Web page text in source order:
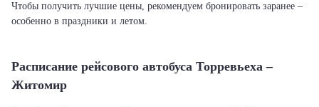
Чтобы получить лучшие цены, рекомендуем бронировать заранее –
особенно в праздники и летом.
Расписание рейсового автобуса Торревьеха –
Житомир